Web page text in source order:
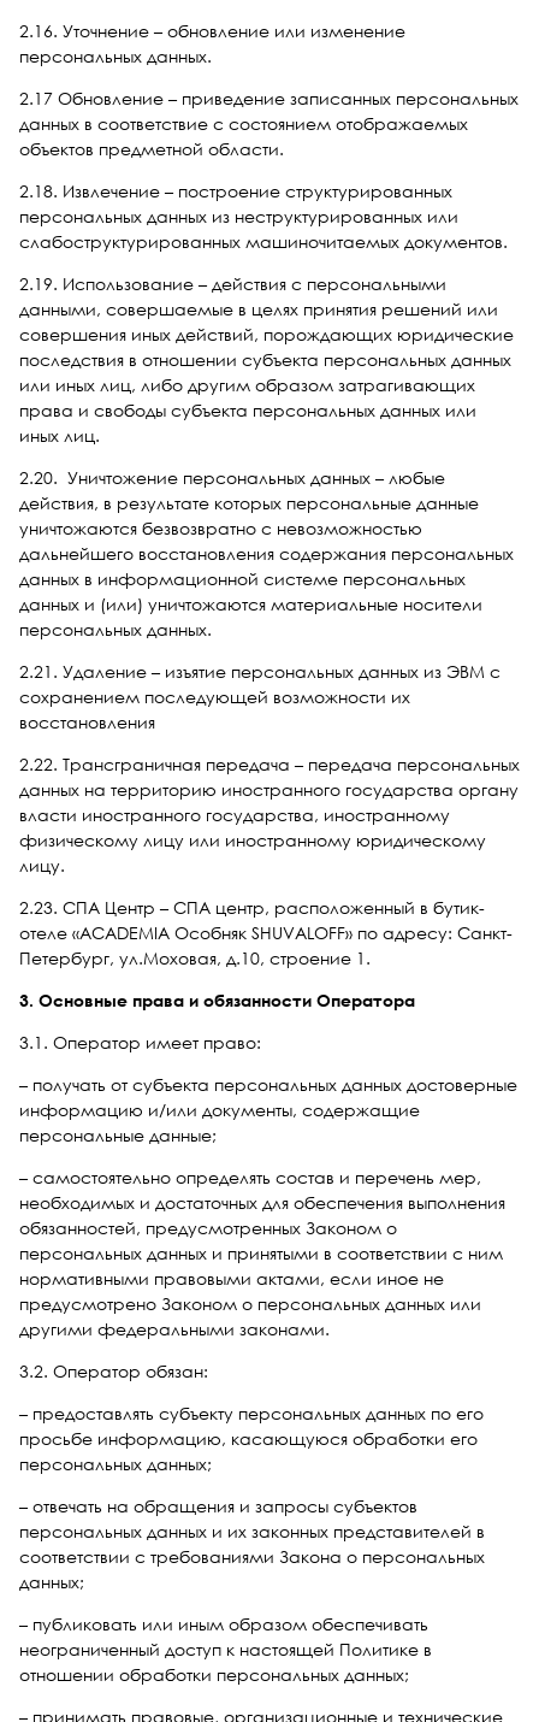
2.16. Уточнение – обновление или изменение
персональных данных.
2.17 Обновление – приведение записанных персональных
данных в соответствие с состоянием отображаемых
объектов предметной области.
2.18. Извлечение – построение структурированных
персональных данных из неструктурированных или
слабоструктурированных машиночитаемых документов.
2.19. Использование – действия с персональными
данными, совершаемые в целях принятия решений или
совершения иных действий, порождающих юридические
последствия в отношении субъекта персональных данных
или иных лиц, либо другим образом затрагивающих
права и свободы субъекта персональных данных или
иных лиц.
2.20. Уничтожение персональных данных – любые
действия, в результате которых персональные данные
уничтожаются безвозвратно с невозможностью
дальнейшего восстановления содержания персональных
данных в информационной системе персональных
данных и (или) уничтожаются материальные носители
персональных данных.
2.21. Удаление – изъятие персональных данных из ЭВМ с
сохранением последующей возможности их
восстановления
2.22. Трансграничная передача – передача персональных
данных на территорию иностранного государства органу
власти иностранного государства, иностранному
физическому лицу или иностранному юридическому
лицу.
2.23. СПА Центр – СПА центр, расположенный в бутик-
отеле «ACADEMIA Особняк SHUVALOFF» по адресу: Санкт-
Петербург, ул.Моховая, д.10, строение 1.
3. Основные права и обязанности Оператора
3.1. Оператор имеет право:
– получать от субъекта персональных данных достоверные
информацию и/или документы, содержащие
персональные данные;
– самостоятельно определять состав и перечень мер,
необходимых и достаточных для обеспечения выполнения
обязанностей, предусмотренных Законом о
персональных данных и принятыми в соответствии с ним
нормативными правовыми актами, если иное не
предусмотрено Законом о персональных данных или
другими федеральными законами.
3.2. Оператор обязан:
– предоставлять субъекту персональных данных по его
просьбе информацию, касающуюся обработки его
персональных данных;
– отвечать на обращения и запросы субъектов
персональных данных и их законных представителей в
соответствии с требованиями Закона о персональных
данных;
– публиковать или иным образом обеспечивать
неограниченный доступ к настоящей Политике в
отношении обработки персональных данных;
– принимать правовые, организационные и технические